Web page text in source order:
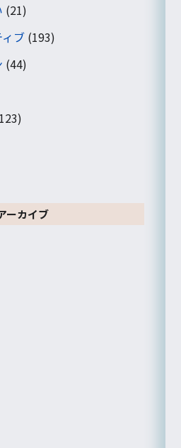
(21)
ブ (193)
(44)
ーカイブ